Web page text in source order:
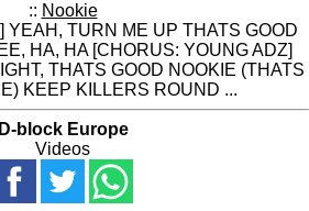
:: Nookie
YEAH, TURN ME UP THATS GOOD
HA, HA [CHORUS: YOUNG ADZ]
THATS GOOD NOOKIE (THATS
KEEP KILLERS ROUND ...
D-block Europe
Videos